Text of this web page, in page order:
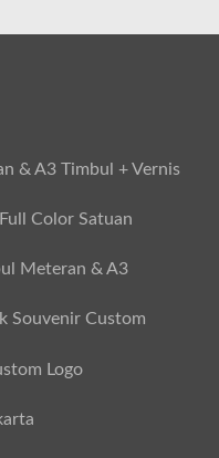
& A3 Timbul + Vernis
Color Satuan
Meteran & A3
Souvenir Custom
Logo